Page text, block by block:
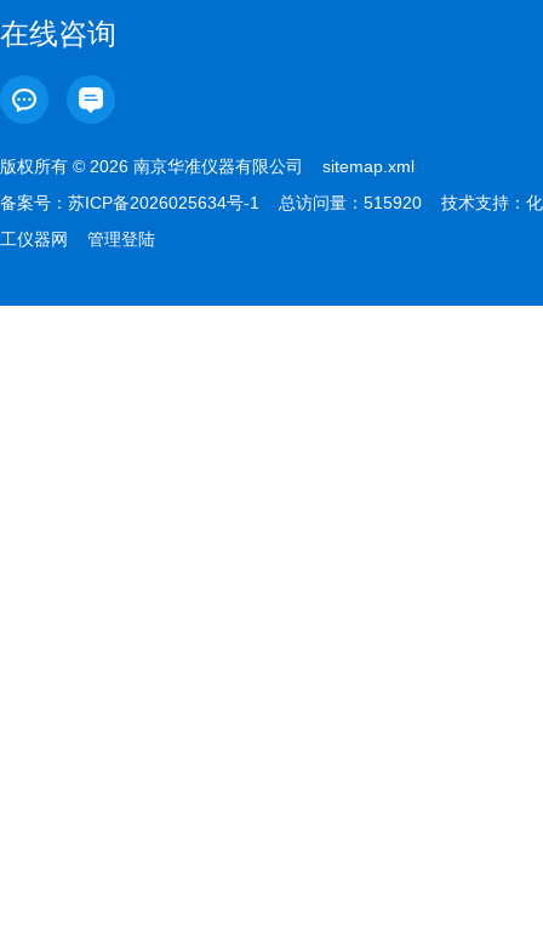
在线咨询
版权所有 © 2026 南京华准仪器有限公司 sitemap.xml
备案号： 苏ICP备2026025634号-1 总访问量：515920 技术支持： 化
工仪器网
管理登陆